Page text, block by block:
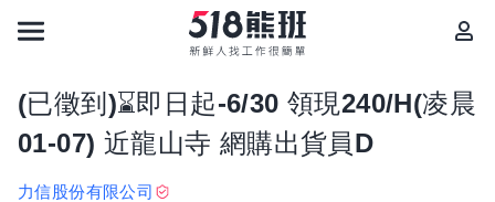
(已徵到)⌛即日起-6/30 領現240/H(凌晨
01-07) 近龍山寺 網購出貨員D
力信股份有限公司